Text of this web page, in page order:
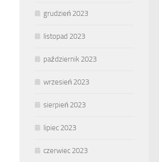
grudzień 2023
listopad 2023
październik 2023
wrzesień 2023
sierpień 2023
lipiec 2023
czerwiec 2023